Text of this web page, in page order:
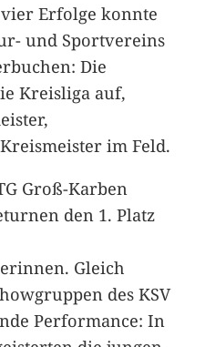
Erfolge konnte
und Sportvereins
Die
Kreisliga auf,
im Feld.
Groß-Karben
den 1. Platz
Gleich
des KSV
Performance: In